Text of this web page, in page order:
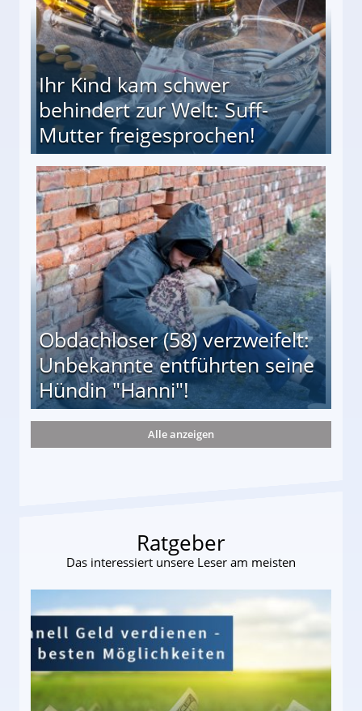
Ihr Kind kam schwer
behindert zur Welt: Suff-
Mutter freigesprochen!
Mutter freigesprochen!
Obdachloser (58) verzweifelt:
Unbekannte entführten seine
Hündin "Hanni"!
entführten seine Hündin "Hanni"!
Alle anzeigen
Ratgeber
Das interessiert unsere Leser am meisten